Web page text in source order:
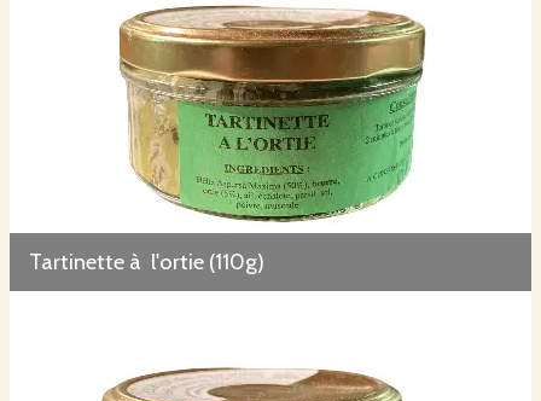
Tartinette à l'ortie (110g)